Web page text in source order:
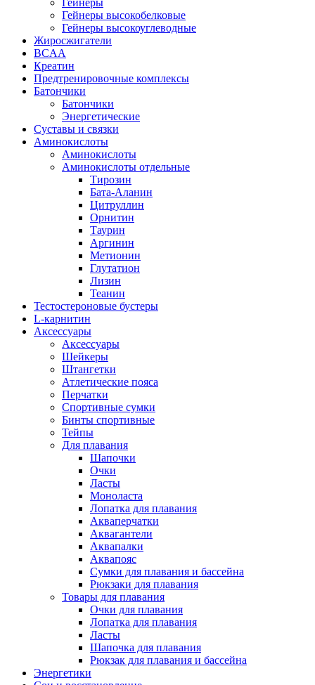
Гейнеры высокобелковые
Гейнеры высокоуглеводные
Жиросжигатели
BCAA
Креатин
Предтренировочные комплексы
Батончики
Батончики
Энергетические
Суставы и связки
Аминокислоты
Аминокислоты
Аминокислоты отдельные
Тирозин
Бата-Аланин
Цитруллин
Орнитин
Таурин
Аргинин
Метионин
Глутатион
Лизин
Теанин
Тестостероновые бустеры
L-карнитин
Аксессуары
Аксессуары
Шейкеры
Штангетки
Атлетические пояса
Перчатки
Спортивные сумки
Бинты спортивные
Тейпы
Для плавания
Шапочки
Очки
Ласты
Моноласта
Лопатка для плавания
Акваперчатки
Аквагантели
Аквапалки
Аквапояс
Сумки для плавания и бассейна
Рюкзаки для плавания
Товары для плавания
Очки для плавания
Лопатка для плавания
Ласты
Шапочка для плавания
Рюкзак для плавания и бассейна
Энергетики